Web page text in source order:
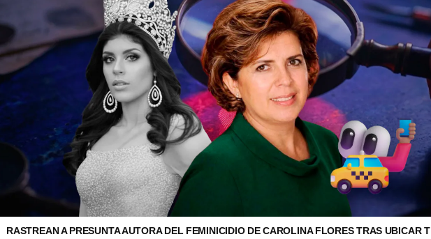
RASTREAN A PRESUNTA AUTORA DEL FEMINICIDIO DE CAROLINA FLORES TRAS UBICAR T